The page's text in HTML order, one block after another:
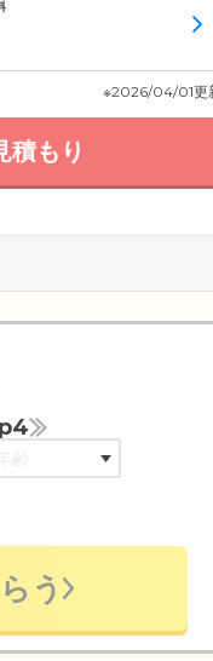
※2026/04/01更
積もり
う